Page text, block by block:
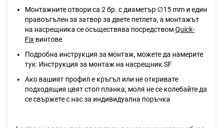
Монтажните отвори са 2 бр. с диаметър ∅15 mm и един
правоъгълен за затвор за двете петлета, а монтажът
на насрещника се осъществява посредствомQuick-
Fix винтове
Подробна инструкция за монтаж, можете да намерите
тук: Инструкция за монтаж на насрещник SF
Ако вашият профил е кръгъл или не откривате
подходящия цвят стоп планка, моля не се колебайте да
се свържете с нас за индивидуална поръчка